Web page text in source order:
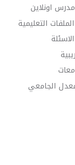
اونلاين
التعليمية
الجامعي